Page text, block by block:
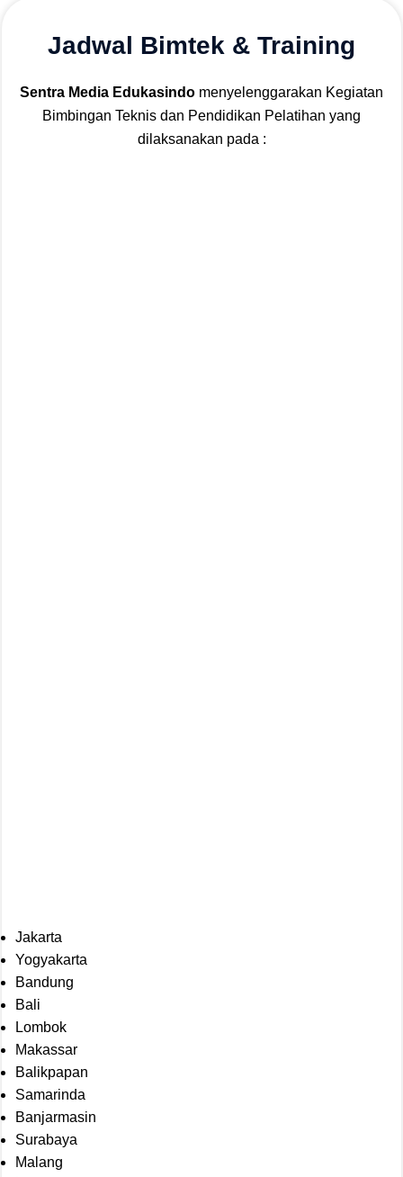
Jadwal Bimtek & Training
Sentra Media Edukasindo menyelenggarakan Kegiatan
Bimbingan Teknis dan Pendidikan Pelatihan yang
dilaksanakan pada :
Jakarta
Yogyakarta
Bandung
Bali
Lombok
Makassar
Balikpapan
Samarinda
Banjarmasin
Surabaya
Malang